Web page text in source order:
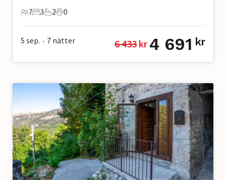
7 Gäster
7
3 Sovrum
3
2 Badrum
2
0 Husdjur
0
5 sep. • 7 nätter 6 433 kr 4 691 kr